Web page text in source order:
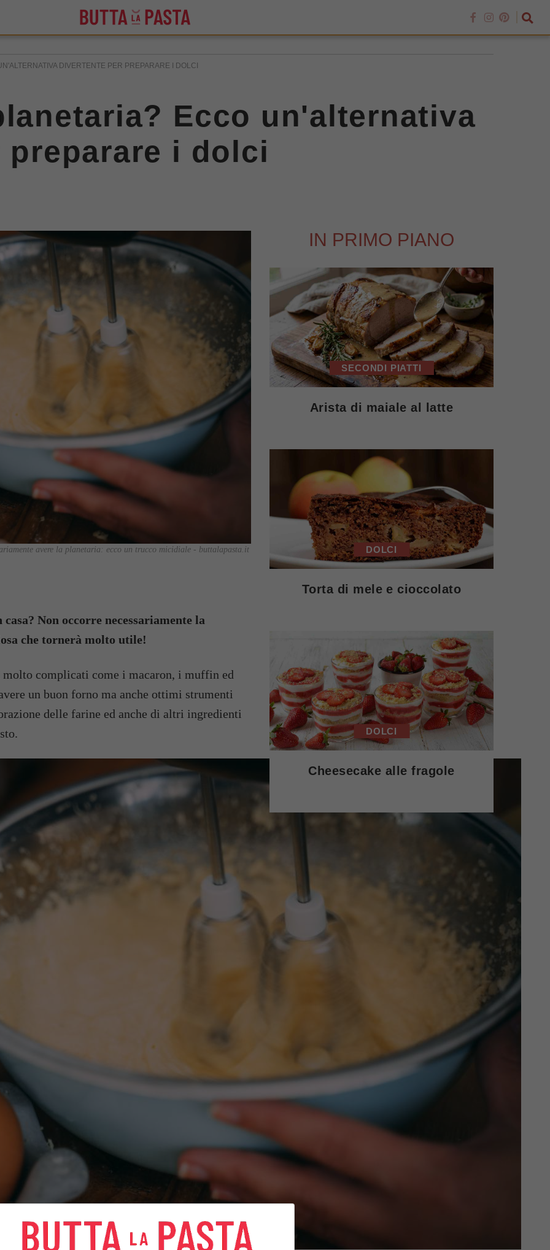
DIVERTENTE PER PREPARARE I DOLCI
Ecco un'alternativa
i dolci
avere la planetaria: ecco un trucco micidiale - buttalapasta.it
Non occorre necessariamente la
che tornerà molto utile!
complicati come i macaron, i muffin ed
un buon forno ma anche ottimi strumenti
delle farine ed anche di altri ingredienti
IN PRIMO PIANO
SECONDI PIATTI
Arista di maiale al latte
DOLCI
Torta di mele e cioccolato
DOLCI
Cheesecake alle fragole